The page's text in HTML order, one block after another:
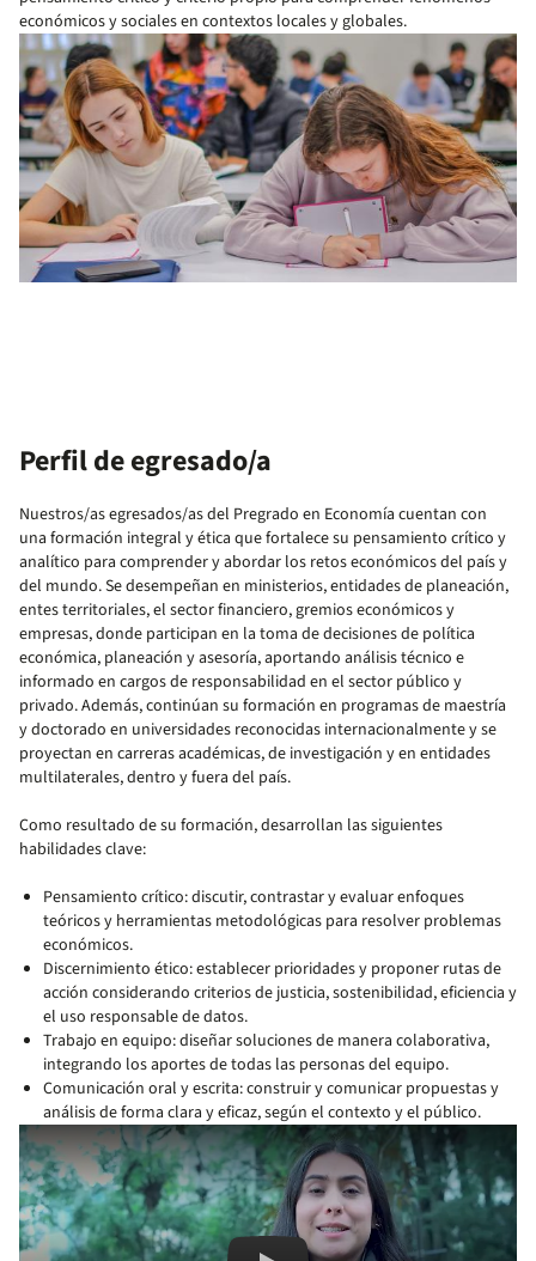
económicos y sociales en contextos locales y globales.
Perfil de egresado/a
Nuestros/as egresados/as del Pregrado en Economía cuentan con
una formación integral y ética que fortalece su pensamiento crítico y
analítico para comprender y abordar los retos económicos del país y
del mundo. Se desempeñan en ministerios, entidades de planeación,
entes territoriales, el sector financiero, gremios económicos y
empresas, donde participan en la toma de decisiones de política
económica, planeación y asesoría, aportando análisis técnico e
informado en cargos de responsabilidad en el sector público y
privado. Además, continúan su formación en programas de maestría
y doctorado en universidades reconocidas internacionalmente y se
proyectan en carreras académicas, de investigación y en entidades
multilaterales, dentro y fuera del país.
Como resultado de su formación, desarrollan las siguientes
habilidades clave:
Pensamiento crítico: discutir, contrastar y evaluar enfoques
teóricos y herramientas metodológicas para resolver problemas
económicos.
Discernimiento ético: establecer prioridades y proponer rutas de
acción considerando criterios de justicia, sostenibilidad, eficiencia y
el uso responsable de datos.
Trabajo en equipo: diseñar soluciones de manera colaborativa,
integrando los aportes de todas las personas del equipo.
Comunicación oral y escrita: construir y comunicar propuestas y
análisis de forma clara y eficaz, según el contexto y el público.
Remote video URL